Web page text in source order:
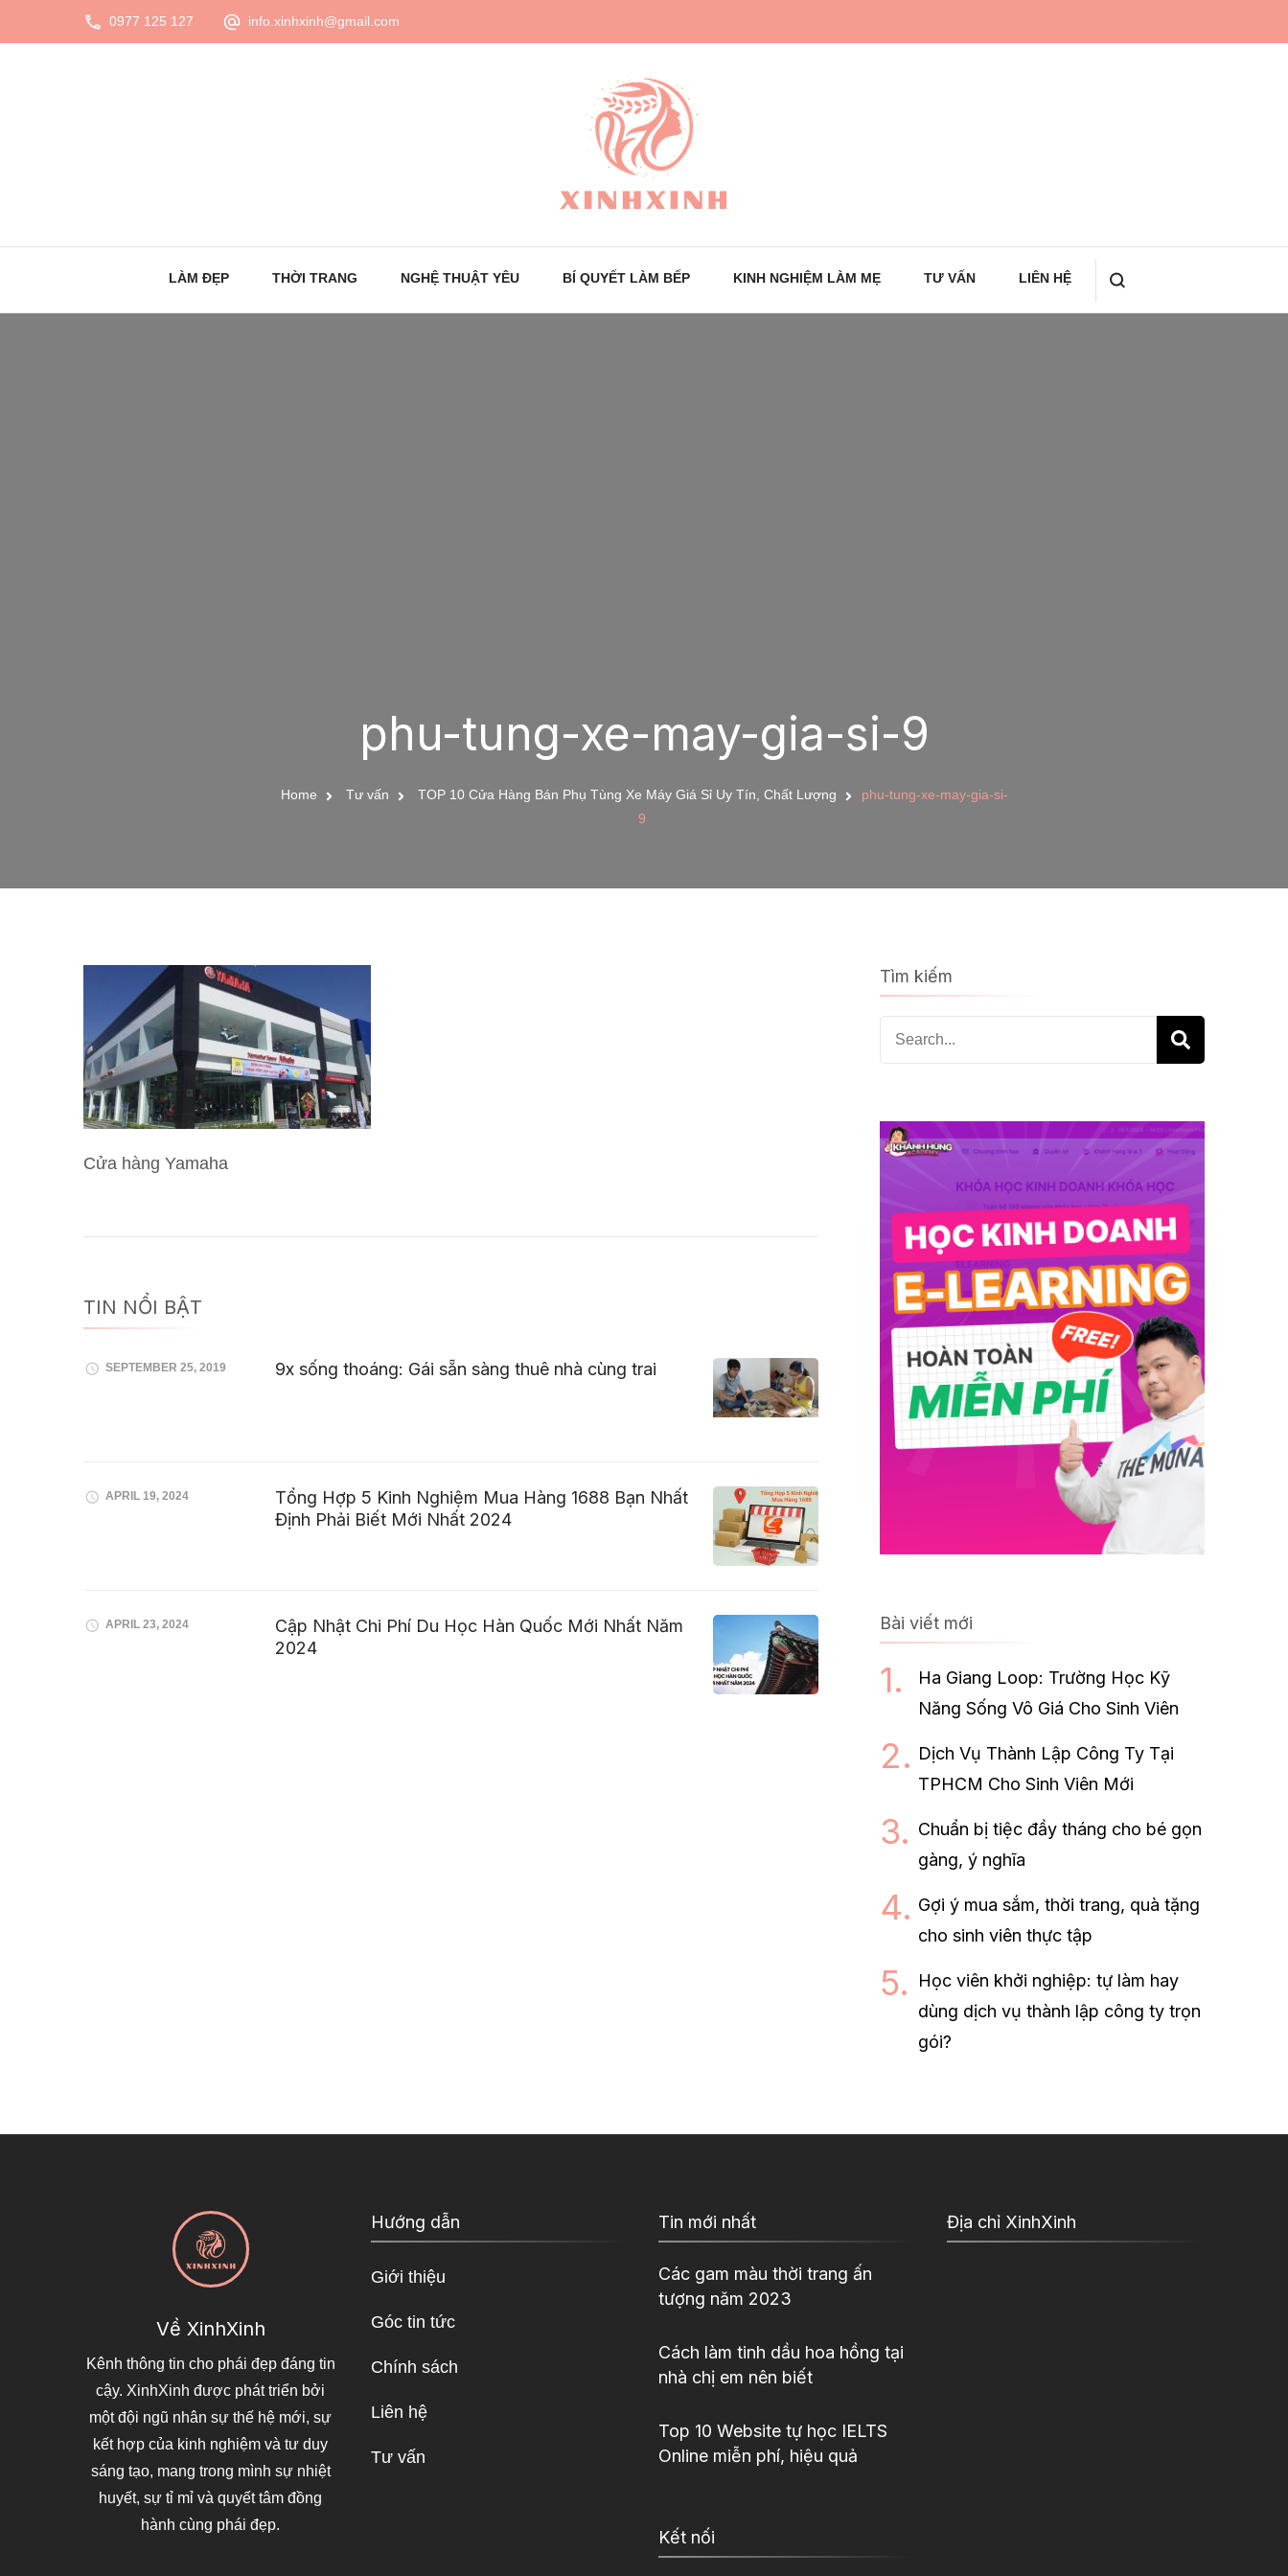
0977 125 127 info.xinhxinh@gmail.com
XinhXinh
Trang tin tức cho phái đẹp
LÀM ĐẸP THỜI TRANG NGHỆ THUẬT YÊU BÍ QUYẾT LÀM BẾP KINH NGHIỆM LÀM MẸ TƯ VẤN LIÊN HỆ
phu-tung-xe-may-gia-si-9
Home Tư vấn TOP 10 Cửa Hàng Bán Phụ Tùng Xe Máy Giá Sỉ Uy Tín, Chất Lượng
phu-tung-xe-may-gia-si-
9
Cửa hàng Yamaha
TIN NỔI BẬT
SEPTEMBER 25, 2019 9x sống thoáng: Gái sẵn sàng thuê nhà cùng trai
APRIL 19, 2024
Tổng Hợp 5 Kinh Nghiệm Mua Hàng 1688 Bạn Nhất
Định Phải Biết Mới Nhất 2024
APRIL 23, 2024
Cập Nhật Chi Phí Du Học Hàn Quốc Mới Nhất Năm
2024
Tìm kiếm
Search
for:
Bài viết mới
Ha Giang Loop: Trường Học Kỹ
Năng Sống Vô Giá Cho Sinh Viên
Dịch Vụ Thành Lập Công Ty Tại
TPHCM Cho Sinh Viên Mới
Chuẩn bị tiệc đầy tháng cho bé gọn
gàng, ý nghĩa
Gợi ý mua sắm, thời trang, quà tặng
cho sinh viên thực tập
Học viên khởi nghiệp: tự làm hay
dùng dịch vụ thành lập công ty trọn
gói?
Về XinhXinh
Kênh thông tin cho phái đẹp đáng tin
cậy. XinhXinh được phát triển bởi
một đội ngũ nhân sự thế hệ mới, sự
kết hợp của kinh nghiệm và tư duy
sáng tạo, mang trong mình sự nhiệt
huyết, sự tỉ mỉ và quyết tâm đồng
hành cùng phái đẹp.
Hướng dẫn
Giới thiệu
Góc tin tức
Chính sách
Liên hệ
Tư vấn
Tin mới nhất
Các gam màu thời trang ấn
tượng năm 2023
Cách làm tinh dầu hoa hồng tại
nhà chị em nên biết
Top 10 Website tự học IELTS
Online miễn phí, hiệu quả
Kết nối
Địa chỉ XinhXinh